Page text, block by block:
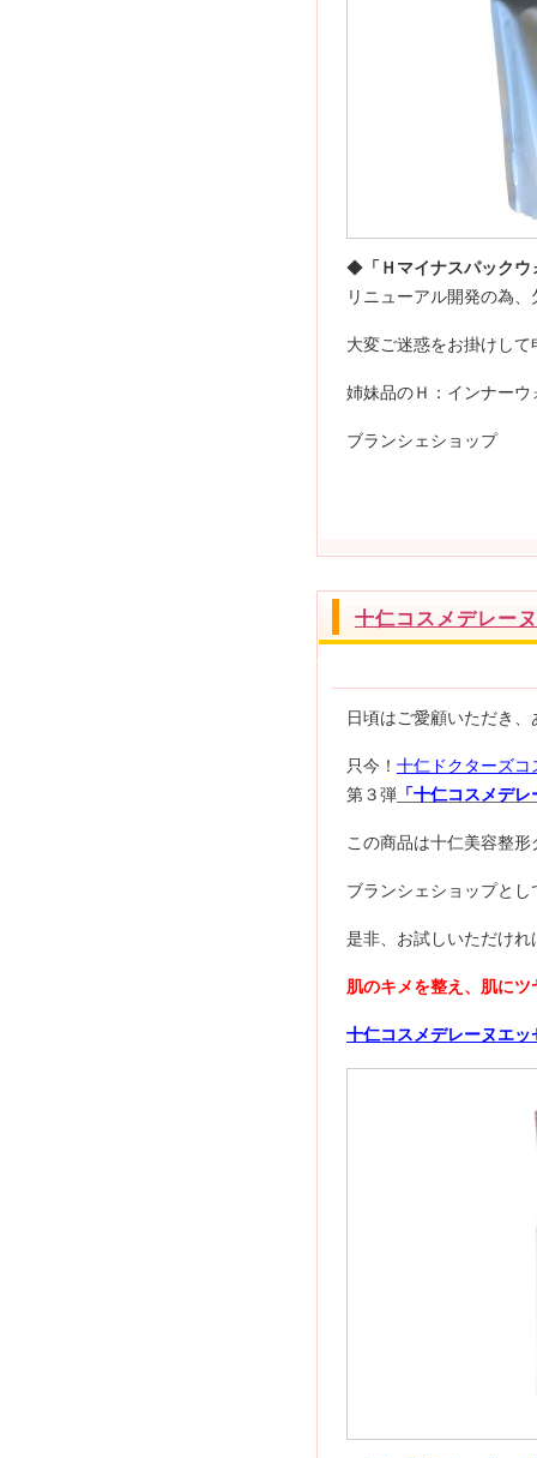
◆ 「Ｈマイナスパック
リニューアル開発の為
大変ご迷惑をお掛けし
姉妹品のＨ：インナー
ブランシェショップ
十仁コスメデレー
日頃はご愛顧いただき
只今！ 十仁ドクターズコ
第３弾 「十仁コスメデ
この商品は十仁美容整
ブランシェショップと
是非、お試しいただけ
肌のキメを整え、肌に
十仁コスメデレーヌエ